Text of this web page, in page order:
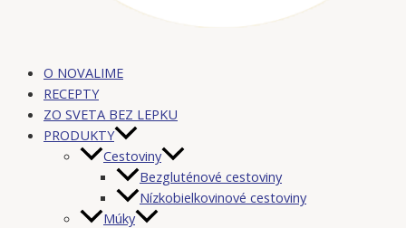
O NOVALIME
RECEPTY
ZO SVETA BEZ LEPKU
PRODUKTY
Cestoviny
Bezgluténové cestoviny
Nízkobielkovinové cestoviny
Múky